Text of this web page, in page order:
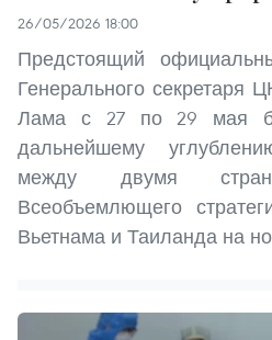
26/05/2026 18:00
Предстоящий
Генерального секретаря
Лама с 27 по 29 мая
дальнейшему
между двумя
Всеобъемлющего
Вьетнама и Таиланда на